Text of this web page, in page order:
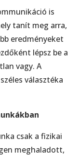
is
tanít meg arra,
eredményeket
lépsz be a
vagy. A
széles választéka
csak a fizikai
meghaladott,